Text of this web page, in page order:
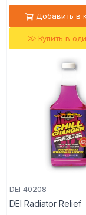
Добавить в
Купить в
DEI 40208
DEI Radiator Relief